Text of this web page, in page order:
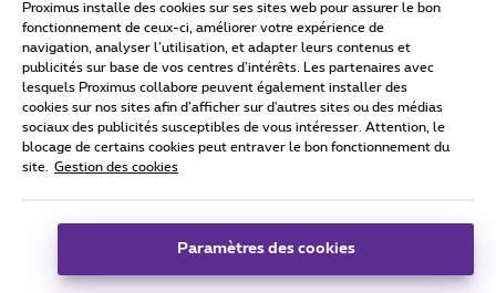
Conditions d'utilisation Accessibility statement
Tous droits réservés. © 2026 Proximus
Conditions générales, info consommateur
Coordonnées de l’entreprise
Boulevard du Roi Albert II 27 - B-1030 Bruxelles.
Proximus installe des cookies sur ses sites web pour assurer le bon
fonctionnement de ceux-ci, améliorer votre expérience de
navigation, analyser l’utilisation, et adapter leurs contenus et
publicités sur base de vos centres d’intérêts. Les partenaires avec
lesquels Proximus collabore peuvent également installer des
cookies sur nos sites afin d’afficher sur d'autres sites ou des médias
sociaux des publicités susceptibles de vous intéresser. Attention, le
blocage de certains cookies peut entraver le bon fonctionnement du
site.
Gestion des cookies
Paramètres des cookies